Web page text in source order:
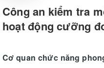
Công an kiểm tra
hoạt động cưỡng
Cơ quan chức năng